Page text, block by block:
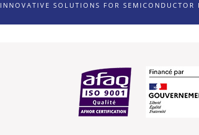
INNOVATIVE SOLUTIONS FOR SEMICONDUCTOR